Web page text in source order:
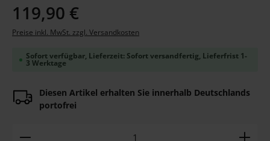
Regulärer Preis:
119,90 €
Preise inkl. MwSt. zzgl. Versandkosten
Sofort verfügbar, Lieferzeit: Sofort versandfertig, Lieferfrist 1-
3 Werktage
Diesen Artikel erhalten Sie innerhalb Deutschlands
portofrei
Produkt Anzahl: Gib den gewünschten Wert ein